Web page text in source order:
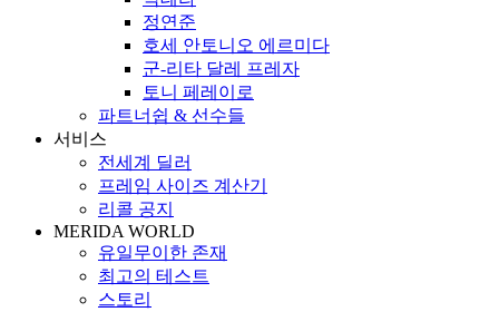
정연준
호세 안토니오 에르미다
군-리타 달레 프레자
토니 페레이로
파트너쉽 & 선수들
서비스
전세계 딜러
프레임 사이즈 계산기
리콜 공지
MERIDA WORLD
유일무이한 존재
최고의 테스트
스토리